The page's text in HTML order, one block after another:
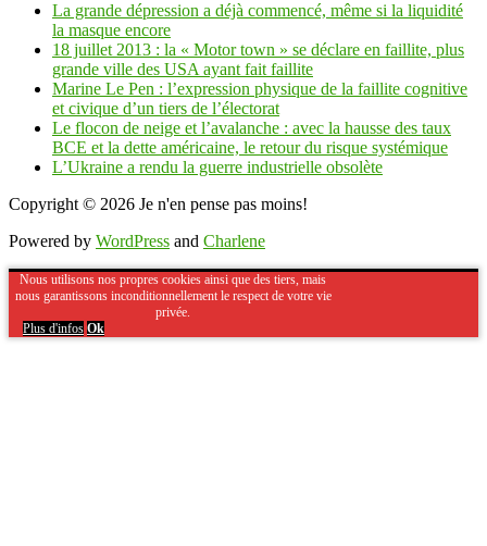
La grande dépression a déjà commencé, même si la liquidité
la masque encore
18 juillet 2013 : la « Motor town » se déclare en faillite, plus
grande ville des USA ayant fait faillite
Marine Le Pen : l’expression physique de la faillite cognitive
et civique d’un tiers de l’électorat
Le flocon de neige et l’avalanche : avec la hausse des taux
BCE et la dette américaine, le retour du risque systémique
L’Ukraine a rendu la guerre industrielle obsolète
Copyright © 2026 Je n'en pense pas moins!
Powered by WordPress and Charlene
Nous utilisons nos propres cookies ainsi que des tiers, mais
nous garantissons inconditionnellement le respect de votre vie
privée.
Plus d'infos Ok